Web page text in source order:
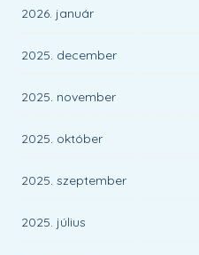
2026. január
2025. december
2025. november
2025. október
2025. szeptember
2025. július